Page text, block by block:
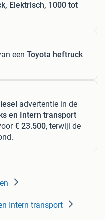
Elektrisch, 1000 tot
een Toyota heftruck
advertentie in de
en Intern transport
€ 23.500, terwijl de
Intern transport